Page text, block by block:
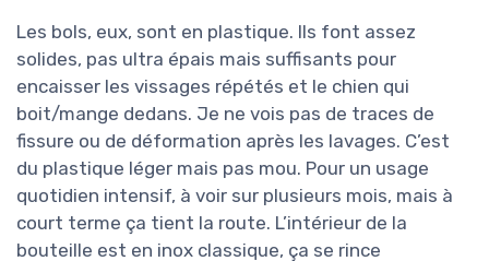
Les bols, eux, sont en plastique. Ils font assez
solides, pas ultra épais mais suffisants pour
encaisser les vissages répétés et le chien qui
boit/mange dedans. Je ne vois pas de traces de
fissure ou de déformation après les lavages. C’est
du plastique léger mais pas mou. Pour un usage
quotidien intensif, à voir sur plusieurs mois, mais à
court terme ça tient la route. L’intérieur de la
bouteille est en inox classique, ça se rince